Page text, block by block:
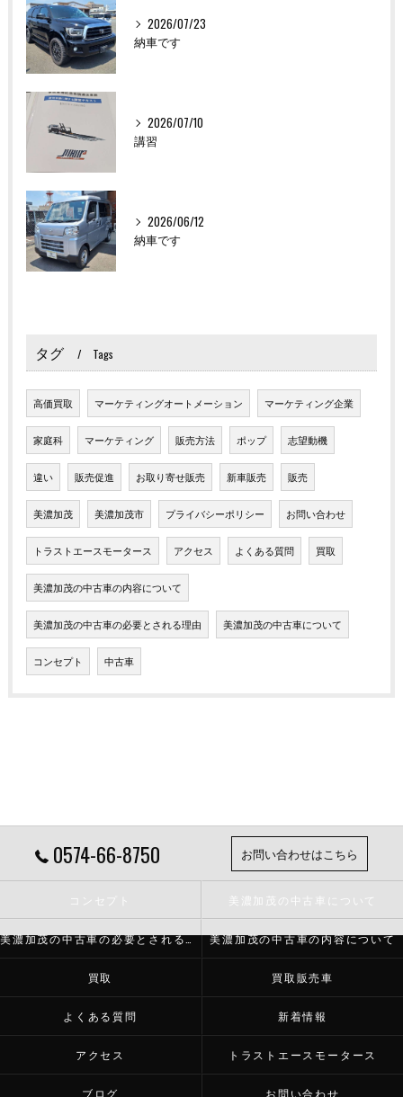
2026/07/23
納車です
2026/07/10
講習
2026/06/12
納車です
タグ Tags
高価買取 マーケティングオートメーション マーケティング企業
家庭科 マーケティング 販売方法 ポップ 志望動機
違い 販売促進 お取り寄せ販売 新車販売 販売
美濃加茂 美濃加茂市 プライバシーポリシー お問い合わせ
トラストエースモータース アクセス よくある質問 買取
美濃加茂の中古車の内容について
美濃加茂の中古車の必要とされる理由 美濃加茂の中古車について
コンセプト 中古車
0574-66-8750 お問い合わせはこちら
コンセプト 美濃加茂の中古車について
美濃加茂の中古車の必要とされる理由 美濃加茂の中古車の内容について
買取 買取販売車
よくある質問 新着情報
アクセス トラストエースモータース
ブログ お問い合わせ